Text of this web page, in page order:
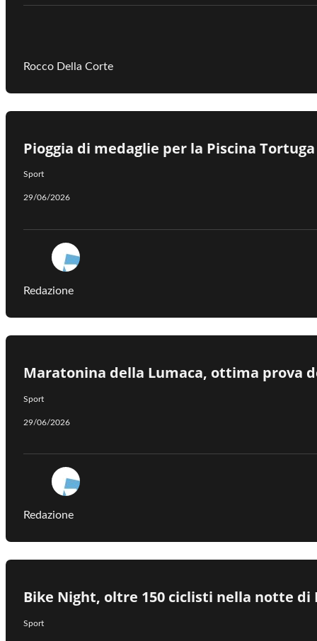
Rocco Della Corte
Pioggia di medaglie per la Piscina
Sport
29/06/2026
Redazione
Maratonina della Lumaca, ottima prova
Sport
29/06/2026
Redazione
Bike Night, oltre 150 ciclisti nella notte di
Sport